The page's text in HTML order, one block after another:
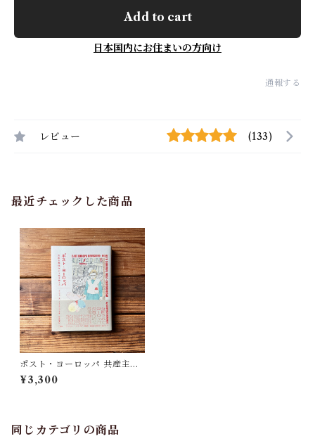
Add to cart
日本国内にお住まいの方向け
通報する
レビュー (133)
最近チェックした商品
ポスト・ヨーロッパ 共産主義
後をどう生き抜くか | スラヴェ
ンカ ドラクリッチ, 栃井 裕美
¥3,300
同じカテゴリの商品